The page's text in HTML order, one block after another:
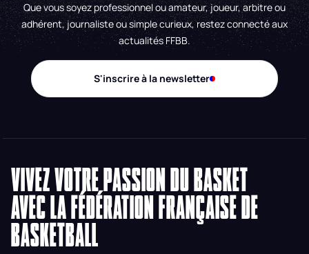
Que vous soyez professionnel ou amateur, joueur, arbitre ou
adhérent, journaliste ou simple curieux, restez connecté aux
actualités FFBB.
S'inscrire à la newsletter
VIVEZ VOTRE PASSION DU BASKET
AVEC LA FÉDÉRATION FRANÇAISE DE
BASKETBALL